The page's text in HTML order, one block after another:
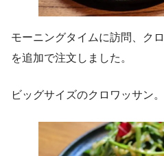
モーニングタイムに訪問、ク
を追加で注文しました。
ビッグサイズのクロワッサン。